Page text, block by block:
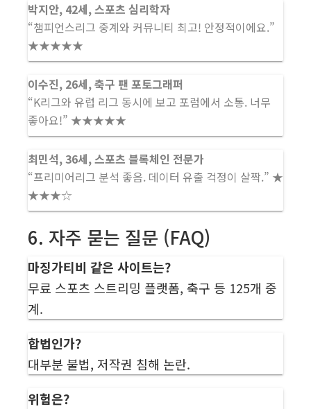
박지안, 42세, 스포츠 심리학자
“챔피언스리그 중계와 커뮤니티 최고! 안정적이에요.”
★★★★★
이수진, 26세, 축구 팬 포토그래퍼
“K리그와 유럽 리그 동시에 보고 포럼에서 소통. 너무
좋아요!” ★★★★★
최민석, 36세, 스포츠 블록체인 전문가
“프리미어리그 분석 좋음. 데이터 유출 걱정이 살짝.” ★
★★★☆
6. 자주 묻는 질문 (FAQ)
마징가티비 같은 사이트는?
무료 스포츠 스트리밍 플랫폼, 축구 등 125개 중
계.
합법인가?
대부분 불법, 저작권 침해 논란.
위험은?